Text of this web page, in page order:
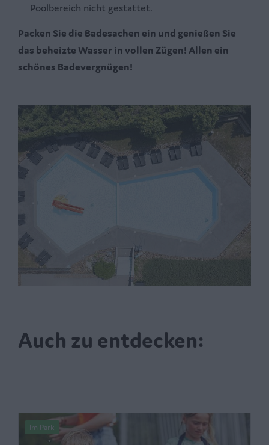
Poolbereich nicht gestattet.
Packen Sie die Badesachen ein und genießen Sie
das beheizte Wasser in vollen Zügen! Allen ein
schönes Badevergnügen!
Auch zu entdecken:
Im Park